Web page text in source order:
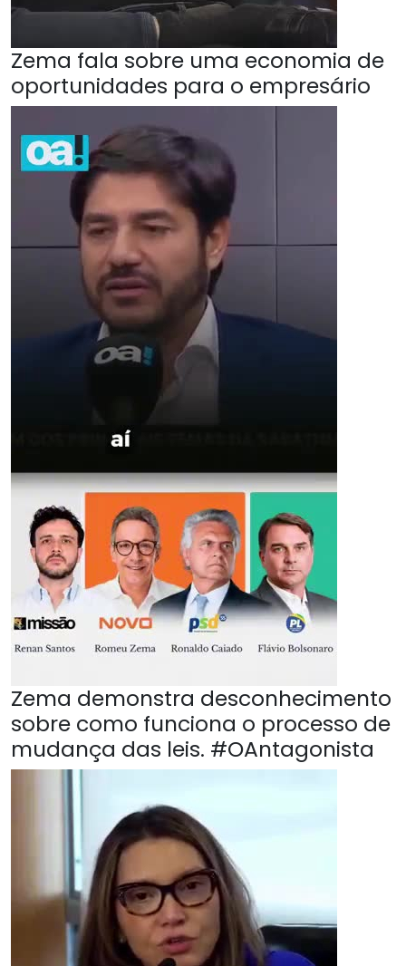
Zema fala sobre uma economia de
oportunidades para o empresário
Zema demonstra desconhecimento
sobre como funciona o processo de
mudança das leis. #OAntagonista